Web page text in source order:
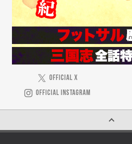
OFFICIAL X
OFFICIAL INSTAGRAM